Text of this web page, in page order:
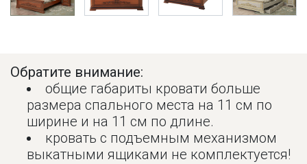
Обратите внимание:
общие габариты кровати больше
размера спального места на 11 см по
ширине и на 11 см по длине.
кровать с подъемным механизмом
выкатными ящиками не комплектуется!